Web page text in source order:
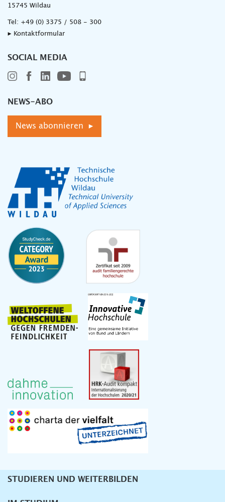
15745 Wildau
Tel: +49 (0) 3375 / 508 - 300
▸ Kontaktformular
SOCIAL MEDIA
NEWS-ABO
News abonnieren ▸
Unternavigation
STUDIEREN UND WEITERBILDEN